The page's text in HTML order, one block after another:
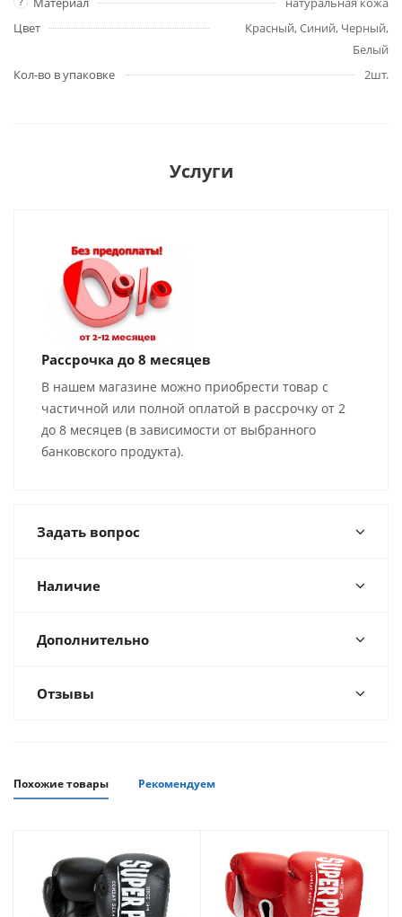
Цвет
Красный, Синий, Черный,
Белый
Кол-во в упаковке
2шт.
Услуги
Рассрочка до 8 месяцев
В нашем магазине можно приобрести товар с
частичной или полной оплатой в рассрочку от 2
до 8 месяцев (в зависимости от выбранного
банковского продукта).
Задать вопрос
Наличие
Дополнительно
Отзывы
Похожие товары Рекомендуем